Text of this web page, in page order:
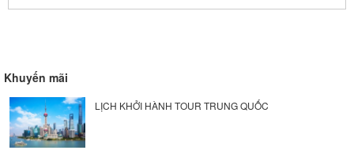
Khuyến mãi
LỊCH KHỞI HÀNH TOUR TRUNG QUỐC